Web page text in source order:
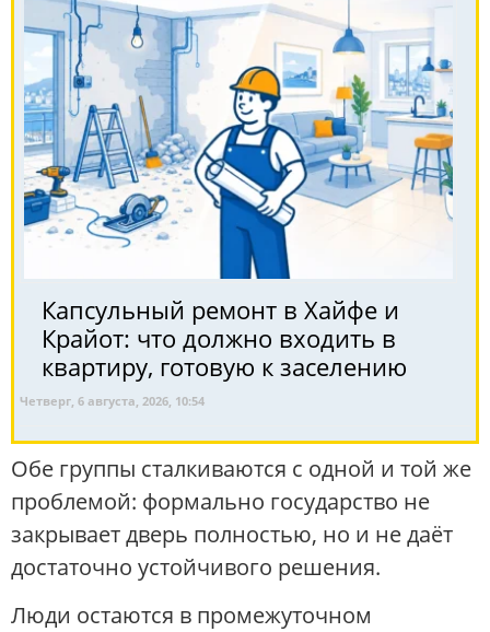
Капсульный ремонт в Хайфе и
Крайот: что должно входить в
квартиру, готовую к заселению
Четверг, 6 августа, 2026, 10:54
Обе группы сталкиваются с одной и той же
проблемой: формально государство не
закрывает дверь полностью, но и не даёт
достаточно устойчивого решения.
Люди остаются в промежуточном